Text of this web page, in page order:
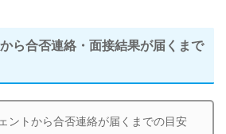
ら合否連絡・面接結果が届くまで
ントから合否連絡が届くまでの目安